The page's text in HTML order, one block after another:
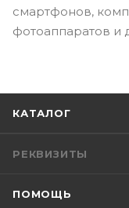
смартфонов,
фотоаппаратов и
КАТАЛОГ
РЕКВИЗИТЫ
ПОМОЩЬ